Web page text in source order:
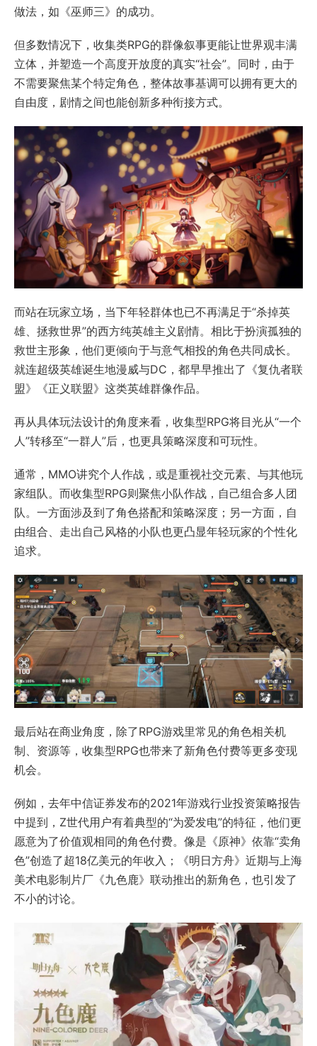
做法，如《巫师三》的成功。
但多数情况下，收集类RPG的群像叙事更能让世界观丰满
立体，并塑造一个高度开放度的真实“社会”。同时，由于
不需要聚焦某个特定角色，整体故事基调可以拥有更大的
自由度，剧情之间也能创新多种衔接方式。
而站在玩家立场，当下年轻群体也已不再满足于“杀掉英
雄、拯救世界”的西方纯英雄主义剧情。相比于扮演孤独的
救世主形象，他们更倾向于与意气相投的角色共同成长。
就连超级英雄诞生地漫威与DC，都早早推出了《复仇者联
盟》《正义联盟》这类英雄群像作品。
再从具体玩法设计的角度来看，收集型RPG将目光从“一个
人”转移至“一群人”后，也更具策略深度和可玩性。
通常，MMO讲究个人作战，或是重视社交元素、与其他玩
家组队。而收集型RPG则聚焦小队作战，自己组合多人团
队。一方面涉及到了角色搭配和策略深度；另一方面，自
由组合、走出自己风格的小队也更凸显年轻玩家的个性化
追求。
最后站在商业角度，除了RPG游戏里常见的角色相关机
制、资源等，收集型RPG也带来了新角色付费等更多变现
机会。
例如，去年中信证券发布的2021年游戏行业投资策略报告
中提到，Z世代用户有着典型的“为爱发电”的特征，他们更
愿意为了价值观相同的角色付费。像是《原神》依靠“卖角
色”创造了超18亿美元的年收入；《明日方舟》近期与上海
美术电影制片厂《九色鹿》联动推出的新角色，也引发了
不小的讨论。